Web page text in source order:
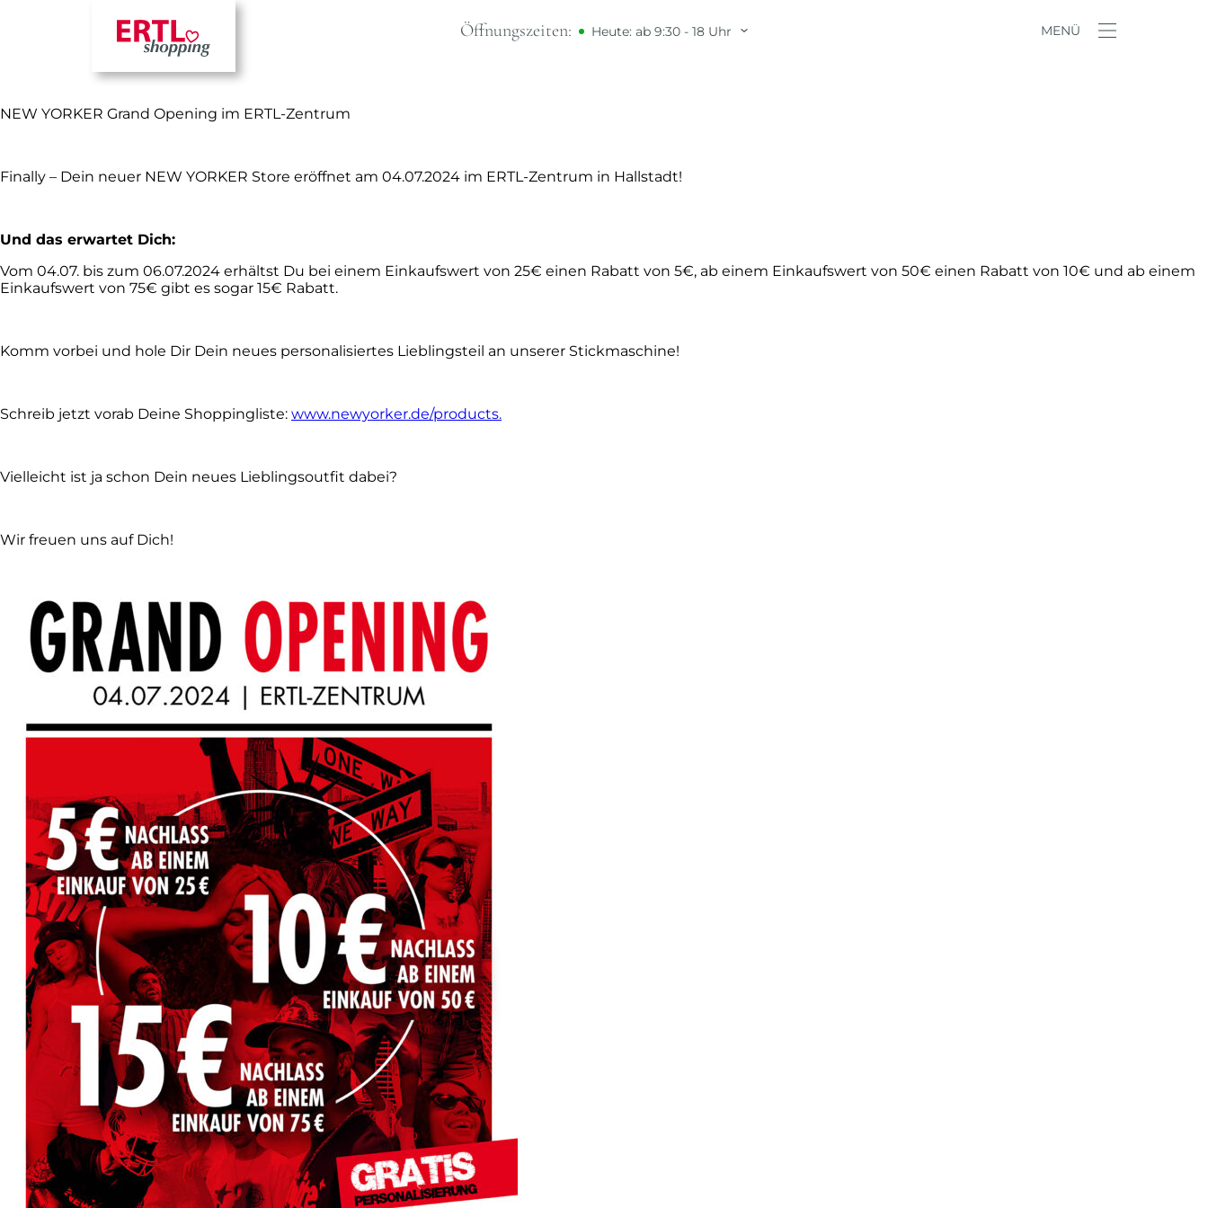
Öffnungszeiten: Heute: ab 9:30 - 18 Uhr MENÜ
GRAND OPENING NEW YORKER 04.07.24
NEW YORKER Grand Opening im ERTL-Zentrum
Finally – Dein neuer NEW YORKER Store eröffnet am 04.07.2024 im ERTL-Zentrum in Hallstadt!
Und das erwartet Dich:
Vom 04.07. bis zum 06.07.2024 erhältst Du bei einem Einkaufswert von 25€ einen Rabatt von 5€, ab einem Einkaufswert von 50€ einen Rabatt von 10€ und ab einem
Einkaufswert von 75€ gibt es sogar 15€ Rabatt.
Komm vorbei und hole Dir Dein neues personalisiertes Lieblingsteil an unserer Stickmaschine!
Schreib jetzt vorab Deine Shoppingliste: www.newyorker.de/products.
Vielleicht ist ja schon Dein neues Lieblingsoutfit dabei?
Wir freuen uns auf Dich!